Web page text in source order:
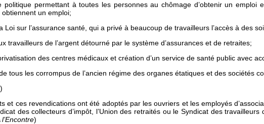
politique permettant à toutes les personnes au chômage d’obtenir un
obtiennent un emploi;
Loi sur l’assurance santé, qui a privé à beaucoup de travailleurs l’accès à des
travailleurs de l’argent détourné par le système d’assurances et de retraites;
des centres médicaux et création d’un service de santé public avec
tous les corrompus de l’ancien régime des organes étatiques et des sociétés
et ces revendications ont été adoptés par les ouvriers et les employés
des collecteurs d’impôt, l’Union des retraités ou le Syndicat des
l’Encontre)